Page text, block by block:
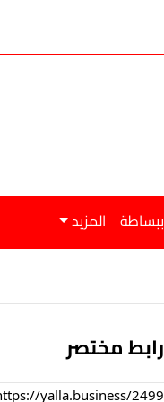
ببساطة المزيد
رابط مختصر